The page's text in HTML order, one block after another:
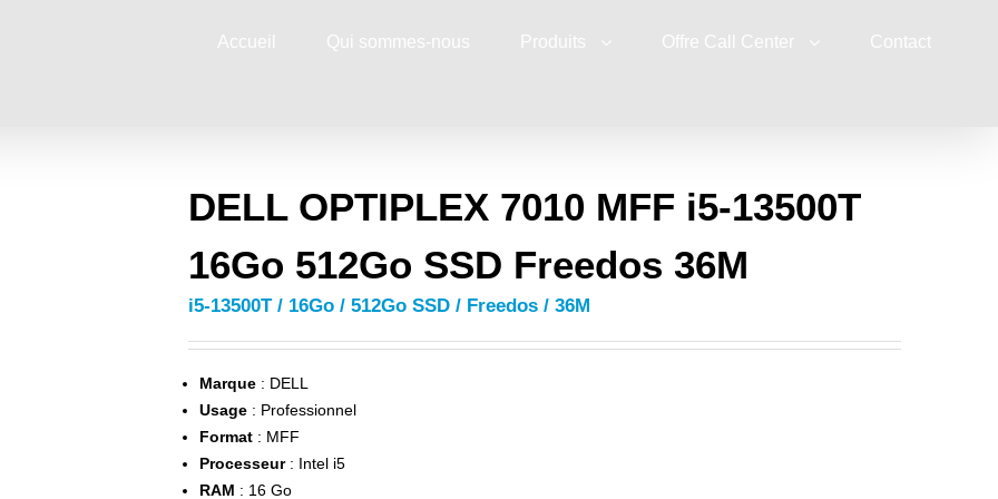
Accueil Qui sommes-nous Produits Offre Call Center Contact
DELL OPTIPLEX 7010 MFF i5-13500T
16Go 512Go SSD Freedos 36M
i5-13500T / 16Go / 512Go SSD / Freedos / 36M
Marque : DELL
Usage : Professionnel
Format : MFF
Processeur : Intel i5
RAM : 16 Go